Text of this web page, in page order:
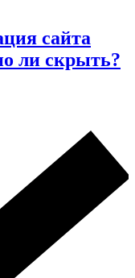
сайта
ли скрыть?